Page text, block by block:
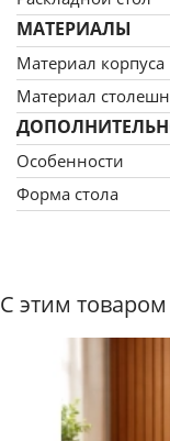
надежность.
воздействиям,
среды и
продолжительные
статическая
статическая нагрузка
ЭСТЕТИКА
привлекательно,
закругленный
натурального
ножки подстолья
деревьев.
геометрической
сидения.
эстетическое удовольствие.
МАТЕРИАЛЫ
Материал корпуса
Материал
Особенности
Форма стола
С этим